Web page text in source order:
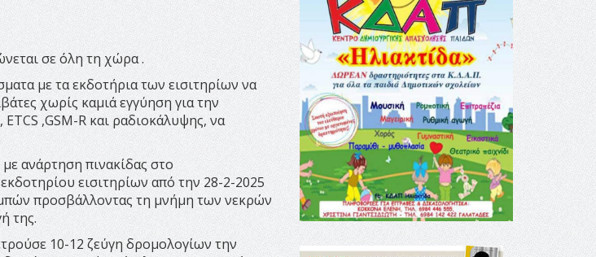
σε όλη τη χώρα .
με τα εκδοτήρια των εισιτηρίων να
χωρίς καμιά εγγύηση για την
,GSM-R και ραδιοκάλυψης, να
ανάρτηση πινακίδας στο
εισιτηρίων από την 28-2-2025
προσβάλλοντας τη μνήμη των νεκρών
της.
10-12 ζεύγη δρομολογίων την